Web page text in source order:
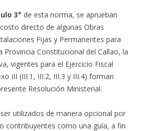
3° de esta norma, se aprueban
directo de algunas Obras
Fijas y Permanentes para
Constitucional del Callao, la
vigentes para el Ejercicio Fiscal
III (III.1, III.2, III.3 y III.4) forman
Resolución Ministerial.
utilizados de manera opcional por
contribuyentes como una guía, a fin